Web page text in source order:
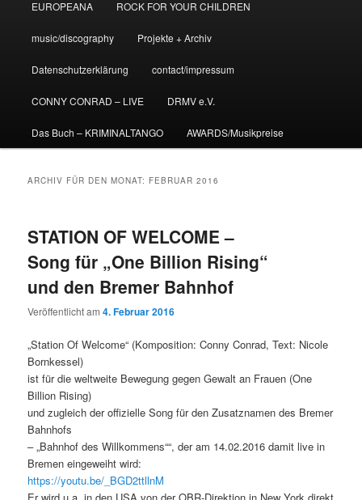
EUROPEANA ROCK FOR YOUR CHILDREN
music/discography Projekte + Archiv
Datenschutzerklärung contact/impressum
CONNY CONRAD – LIVE DRMV e.V.
Das Buch – KRIMINALTANGO AWARDS/Musikpreise
ARCHIV FÜR DEN MONAT: FEBRUAR 2016
STATION OF WELCOME –
Song für „One Billion Rising“
und den Bremer Bahnhof
Veröffentlicht am4. Februar 2016
„Station Of Welcome“ (Komposition: Conny Conrad, Text: Nicole
Bornkessel)
ist für die weltweite Bewegung gegen Gewalt an Frauen (One
Billion Rising)
und zugleich der offizielle Song für den Zusatznamen des Bremer
Bahnhofs
– „Bahnhof des Willkommens““, der am 14.02.2016 damit live in
Bremen eingeweiht wird:
https://youtu.be/_BGD2ttllnM